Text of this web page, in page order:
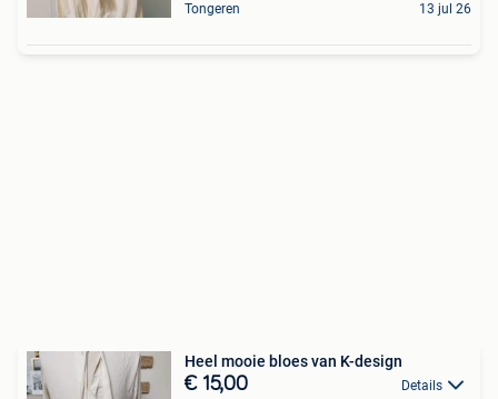
Tongeren 13 jul 26
Heel mooie bloes van K-design
€ 15,00 Details